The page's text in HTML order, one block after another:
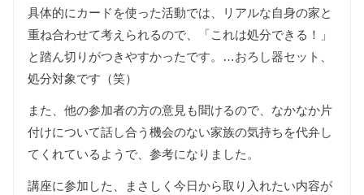
具体的にカードを使った活動では、リアルな自身の家と
重ね合わせて考えられるので、「これは処分できる！」
と踏ん切りがつきやすかったです。…おろし器セット、
処分対象です（笑）
また、他の参加者の方の意見も聞けるので、なかなか片
付けについて話し合う機会のない家族の気持ちを代弁し
てくれているようで、参考になりました。
講座に参加した、まさしく今日から取り入れたい内容が